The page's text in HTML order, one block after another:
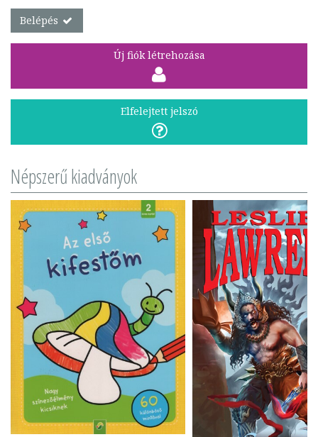
Belépés
Új fiók létrehozása
Elfelejtett jelszó
Népszerű kiadványok